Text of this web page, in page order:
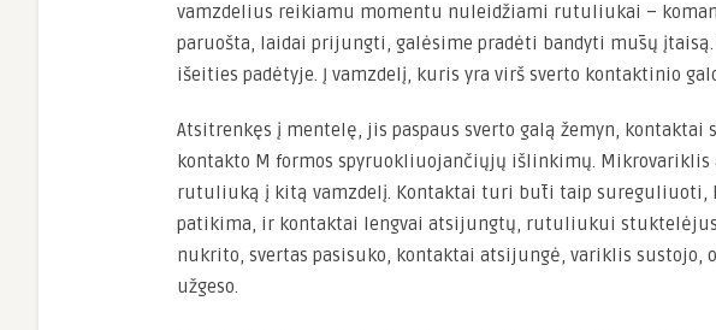
vamzdelius reikiamu momentu nuleidžiami rutuliukai –
paruošta, laidai prijungti, galėsime pradėti bandyti mūsų
išeities padėtyje. Į vamzdelį, kuris yra virš sverto kontaktinio
Atsitrenkęs į mentelę, jis paspaus sverto galą žemyn,
kontakto M formos spyruokliuojančiųjų išlinkimų. Mikrovariklis
rutuliuką į kitą vamzdelį. Kontaktai turi būti taip sureguliuoti,
patikima, ir kontaktai lengvai atsijungtų, rutuliukui
nukrito, svertas pasisuko, kontaktai atsijungė, variklis
užgeso.